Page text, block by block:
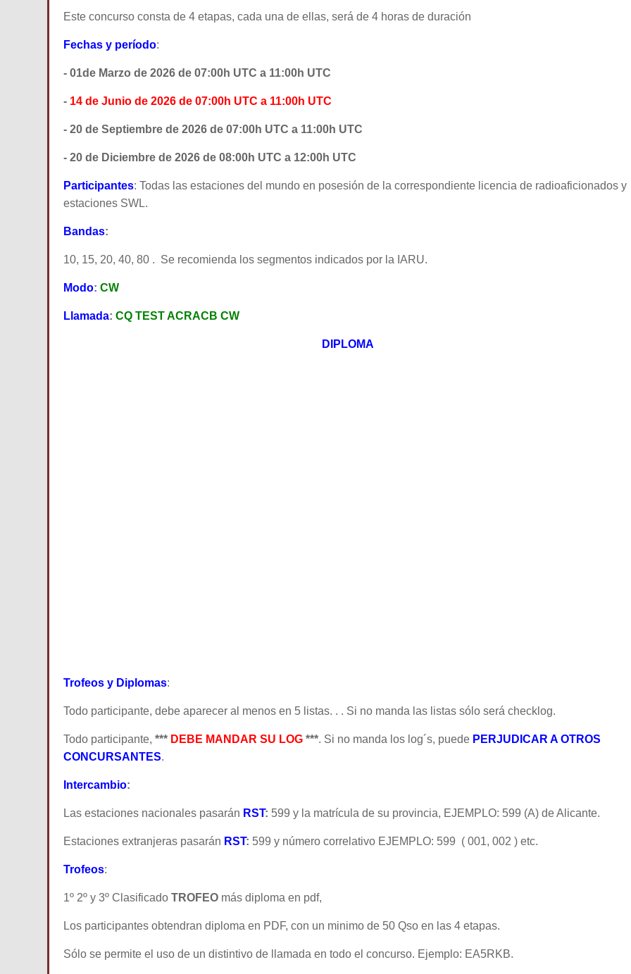
Este concurso consta de 4 etapas, cada una de ellas, será de 4 horas de duración
Fechas y período:
- 01de Marzo de 2026 de 07:00h UTC a 11:00h UTC
- 14 de Junio de 2026 de 07:00h UTC a 11:00h UTC
- 20 de Septiembre de 2026 de 07:00h UTC a 11:00h UTC
- 20 de Diciembre de 2026 de 08:00h UTC a 12:00h UTC
Participantes: Todas las estaciones del mundo en posesión de la correspondiente licencia de radioaficionados y
estaciones SWL.
Bandas:
10, 15, 20, 40, 80 . Se recomienda los segmentos indicados por la IARU.
Modo: CW
Llamada: CQ TEST ACRACB CW
DIPLOMA
Trofeos y Diplomas:
Todo participante, debe aparecer al menos en 5 listas. . . Si no manda las listas sólo será checklog.
Todo participante, *** DEBE MANDAR SU LOG ***. Si no manda los log´s, puede PERJUDICAR A OTROS
CONCURSANTES.
Intercambio:
Las estaciones nacionales pasarán RST: 599 y la matrícula de su provincia, EJEMPLO: 599 (A) de Alicante.
Estaciones extranjeras pasarán RST: 599 y número correlativo EJEMPLO: 599 ( 001, 002 ) etc.
Trofeos:
1º 2º y 3º Clasificado TROFEO más diploma en pdf,
Los participantes obtendran diploma en PDF, con un minimo de 50 Qso en las 4 etapas.
Sólo se permite el uso de un distintivo de llamada en todo el concurso. Ejemplo: EA5RKB.